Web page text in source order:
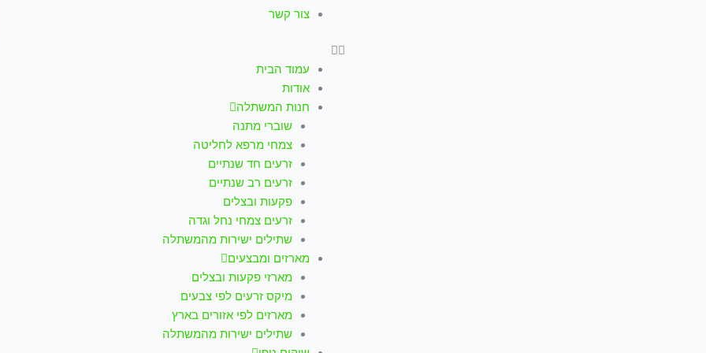
צור קשר
עמוד הבית
אודות
חנות המשתלה
שוברי מתנה
צמחי מרפא לחליטה
זרעים חד שנתיים
זרעים רב שנתיים
פקעות ובצלים
זרעים צמחי נחל וגדה
שתילים ישירות מהמשתלה
מארזים ומבצעים
מארזי פקעות ובצלים
מיקס זרעים לפי צבעים
מארזים לפי אזורים בארץ
שתילים ישירות מהמשתלה